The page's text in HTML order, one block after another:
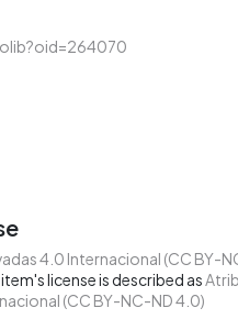
license is described as
(CC BY-NC-ND 4.0)